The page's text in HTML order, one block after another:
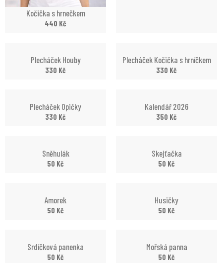
Kočička s hrnečkem
440 Kč
Plecháček Houby
330 Kč
Plecháček Kočička s hrníčkem
330 Kč
Plecháček Opičky
330 Kč
Kalendář 2026
350 Kč
Sněhulák
50 Kč
Skejťačka
50 Kč
Amorek
50 Kč
Husičky
50 Kč
Srdíčková panenka
50 Kč
Mořská panna
50 Kč